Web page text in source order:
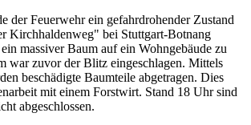
der Feuerwehr ein gefahrdrohender Zustand
Kirchhaldenweg" bei Stuttgart-Botnang
massiver Baum auf ein Wohngebäude zu
war zuvor der Blitz eingeschlagen. Mittels
beschädigte Baumteile abgetragen. Dies
mit einem Forstwirt. Stand 18 Uhr sind
abgeschlossen.